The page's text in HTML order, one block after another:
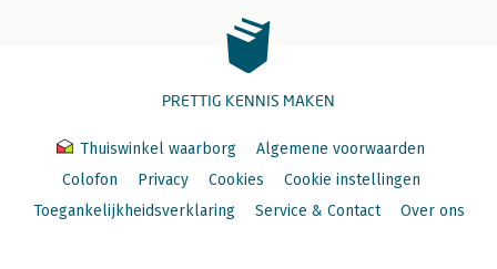
PRETTIG KENNIS MAKEN
Thuiswinkel waarborg
Algemene voorwaarden
Colofon
Privacy Cookies
Cookie instellingen
Toegankelijkheidsverklaring
Service & Contact Over ons